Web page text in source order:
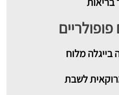
בייגלה מלוח
לשבת